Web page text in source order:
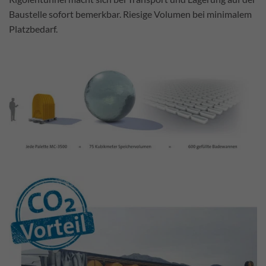
Baustelle sofort bemerkbar. Riesige Volumen bei minimalem
Platzbedarf.